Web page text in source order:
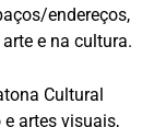
endereços,
e na cultura.
Cultural
artes visuais,